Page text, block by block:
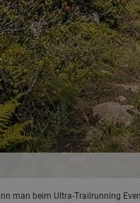
man beim Ultra-Trailrunning